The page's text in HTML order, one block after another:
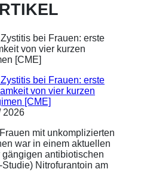
bei Frauen: erste
von vier kurzen
[CME]
2026
mit unkomplizierten
war in einem aktuellen
antibiotischen
Nitrofurantoin am